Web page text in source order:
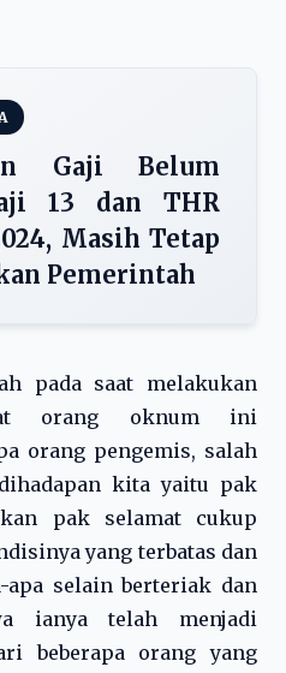
Gaji Belum
13 dan THR
Masih Tetap
Pemerintah
pada saat melakukan
orang oknum ini
orang pengemis, salah
kita yaitu pak
pak selamat cukup
yang terbatas dan
apa selain berteriak dan
ianya telah menjadi
beberapa orang yang